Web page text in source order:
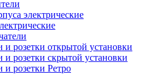
электрические
и розетки открытой установки
и розетки скрытой установки
и розетки Ретро